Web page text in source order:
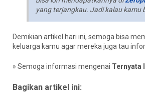
yang terjangkau. Jadi kalau kamu
Demikian artikel hari ini, semoga bisa
keluarga kamu agar mereka juga tau
» Semoga informasi mengenai Ternyata
Bagikan artikel ini: